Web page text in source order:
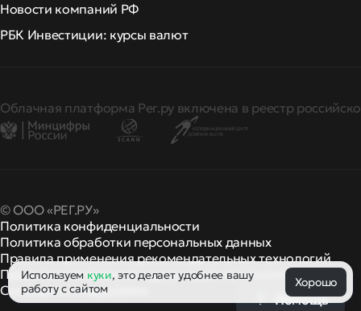
Новости компаний РФ
РБК Инвестиции: курсы валют
Облачная платформа Рег.ру включена в реестр
© ООО «РЕГ.РУ»
Политика конфиденциальности
Политика обработки персональных данных
Правила применения рекомендательных технологий
Правила пользования и другиеправила и политики
Сообщить о нарушении
Используем куки, это делает удобнее вашу
работу с сайтом
Хорошо
Помощь